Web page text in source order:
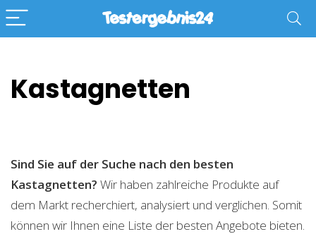
Kastagnetten
Sind Sie auf der Suche nach den besten
Kastagnetten? Wir haben zahlreiche Produkte auf
dem Markt recherchiert, analysiert und verglichen. Somit
können wir Ihnen eine Liste der besten Angebote bieten.